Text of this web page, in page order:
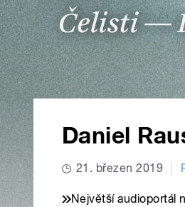
Daniel
21. březen 2019
Největší audioportál